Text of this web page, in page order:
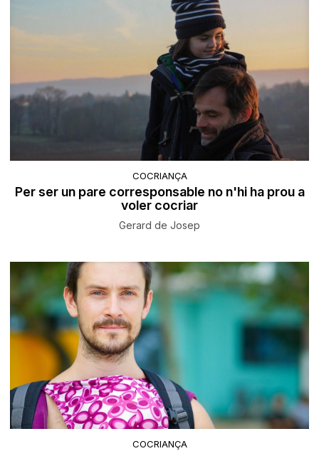
COCRIANÇA
Per ser un pare corresponsable no n'hi ha prou a
voler cocriar
Gerard de Josep
COCRIANÇA